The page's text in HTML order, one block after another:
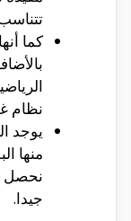
كما
نظام
يوجد
منها
نحصل
جيدا.